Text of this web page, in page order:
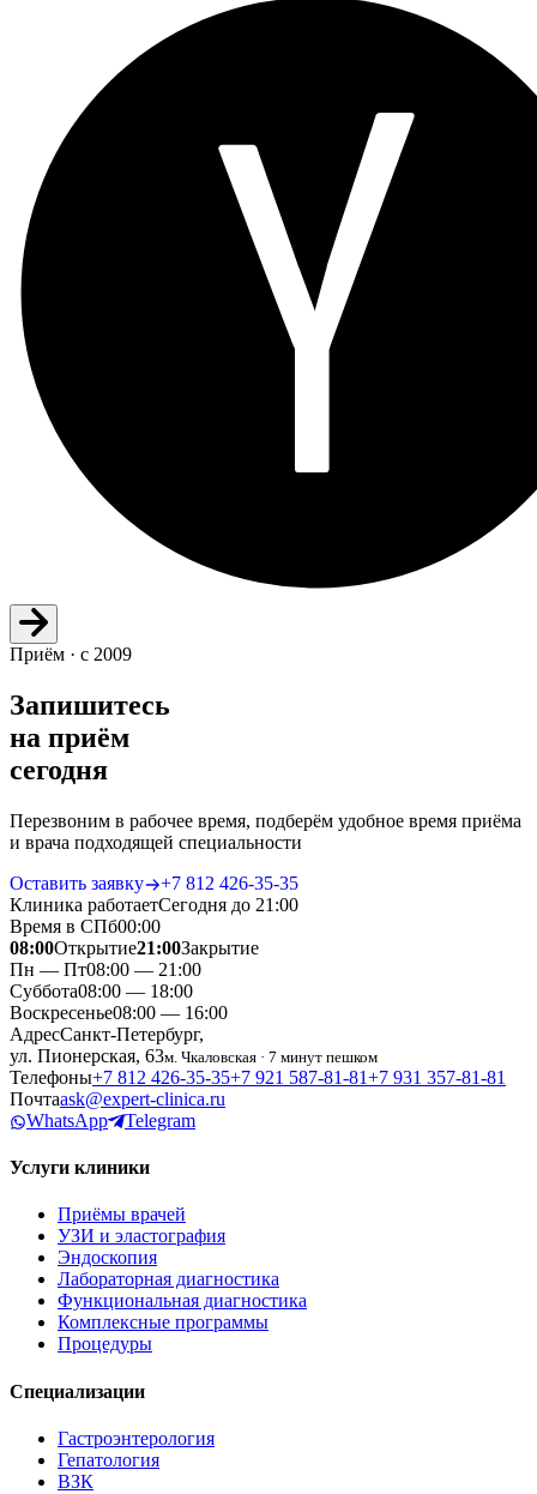
Приём · с 2009
Запишитесь
на приём
сегодня
Перезвоним в рабочее время, подберём удобное время приёма
и врача подходящей специальности
Оставить заявку
+7 812 426‑35‑35
Клиника работаетСегодня до 21:00
Время в СПб00:00
08:00Открытие21:00Закрытие
Пн — Пт08:00 — 21:00
Суббота08:00 — 18:00
Воскресенье08:00 — 16:00
АдресСанкт-Петербург,
ул. Пионерская, 63м. Чкаловская · 7 минут пешком
Телефоны+7 812 426‑35‑35+7 921 587‑81‑81+7 931 357‑81‑81
Почтаask@expert-clinica.ru
WhatsApp
Telegram
Услуги клиники
Приёмы врачей
УЗИ и эластография
Эндоскопия
Лабораторная диагностика
Функциональная диагностика
Комплексные программы
Процедуры
Специализации
Гастроэнтерология
Гепатология
ВЗК